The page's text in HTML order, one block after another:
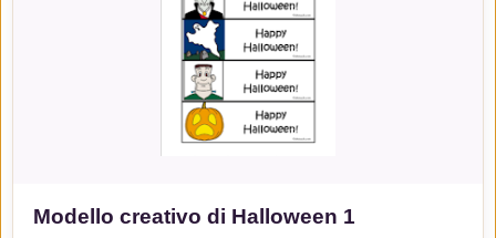
Modello creativo di Halloween 1